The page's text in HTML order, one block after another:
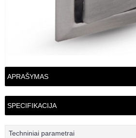
APRAŠYMAS
SPECIFIKACIJA
Techniniai parametrai